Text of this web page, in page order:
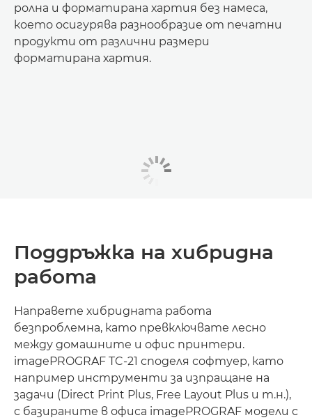
ролна и форматирана хартия без намеса,
което осигурява разнообразие от печатни
продукти от различни размери
форматирана хартия.
Поддръжка на хибридна
работа
Направете хибридната работа
безпроблемна, като превключвате лесно
между домашните и офис принтери.
imagePROGRAF TC-21 споделя софтуер, като
например инструменти за изпращане на
задачи (Direct Print Plus, Free Layout Plus и т.н.),
с базираните в офиса imagePROGRAF модели с